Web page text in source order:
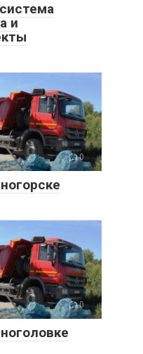
и
0
0